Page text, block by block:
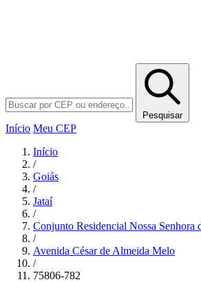
Pesquisar
Início Meu CEP
Início
/
Goiás
/
Jataí
/
Conjunto Residencial Nossa Senhora
/
Avenida César de Almeida Melo
/
75806-782